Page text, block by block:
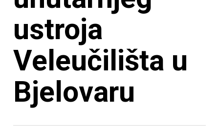
ustroja
Veleučilišta u
Bjelovaru